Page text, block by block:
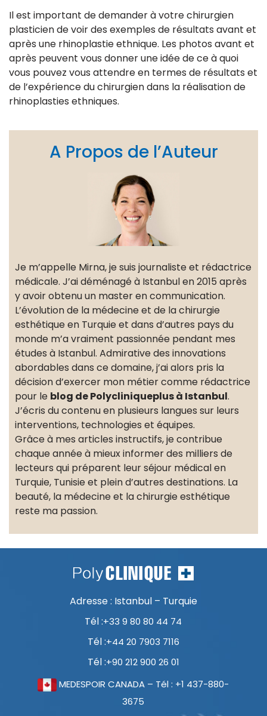
Il est important de demander à votre chirurgien
plasticien de voir des exemples de résultats avant et
après une rhinoplastie ethnique. Les photos avant et
après peuvent vous donner une idée de ce à quoi
vous pouvez vous attendre en termes de résultats et
de l’expérience du chirurgien dans la réalisation de
rhinoplasties ethniques.
A Propos de l’Auteur
Je m’appelle Mirna, je suis journaliste et rédactrice
médicale. J’ai déménagé à Istanbul en 2015 après
y avoir obtenu un master en communication.
L’évolution de la médecine et de la chirurgie
esthétique en Turquie et dans d’autres pays du
monde m’a vraiment passionnée pendant mes
études à Istanbul. Admirative des innovations
abordables dans ce domaine, j’ai alors pris la
décision d’exercer mon métier comme rédactrice
pour le blog de Polycliniqueplus à Istanbul.
J’écris du contenu en plusieurs langues sur leurs
interventions, technologies et équipes.
Grâce à mes articles instructifs, je contribue
chaque année à mieux informer des milliers de
lecteurs qui préparent leur séjour médical en
Turquie, Tunisie et plein d’autres destinations. La
beauté, la médecine et la chirurgie esthétique
reste ma passion.
Adresse : Istanbul – Turquie
Tél :+33 9 80 80 44 74
Tél :+44 20 7903 7116
Tél :+90 212 900 26 01
MEDESPOIR CANADA – Tél : +1 437-880-
3675